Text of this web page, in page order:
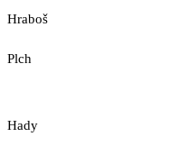
Hraboš
Plch
Hady